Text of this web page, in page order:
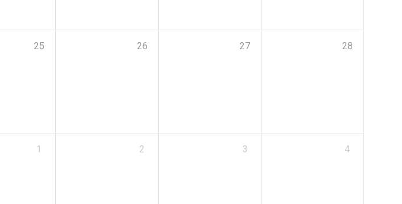
25 26 27 28
1 2 3 4